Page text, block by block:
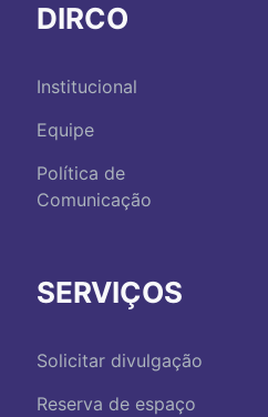
DIRCO
Institucional
Equipe
Política de
Comunicação
SERVIÇOS
Solicitar divulgação
Reserva de espaço